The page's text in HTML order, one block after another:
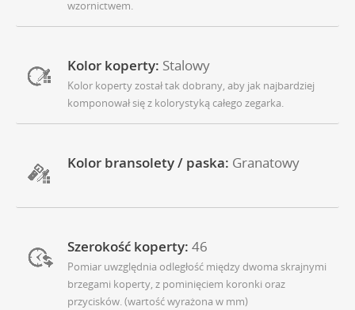
wzornictwem.
Kolor koperty: Stalowy
Kolor koperty został tak dobrany, aby jak najbardziej
komponował się z kolorystyką całego zegarka.
Kolor bransolety / paska: Granatowy
Szerokość koperty: 46
Pomiar uwzględnia odległość między dwoma skrajnymi
brzegami koperty, z pominięciem koronki oraz
przycisków. (wartość wyrażona w mm)